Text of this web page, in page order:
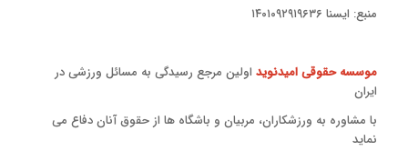
منبع: ایسنا ۱۴۰۱۰۹۲۹۱۹۶۳۶
موسسه حقوقی امیدنویداولین مرجع رسیدگی به مسائل ورزشی در
ایران
با مشاوره به ورزشکاران، مربیان و باشگاه ها از حقوق آنان دفاع می
نماید